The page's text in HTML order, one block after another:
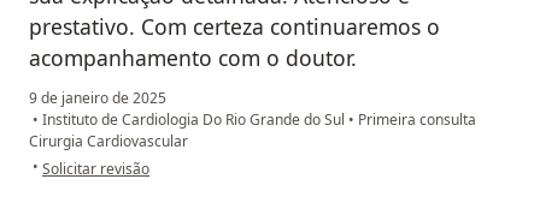
prestativo. Com certeza continuaremos o
acompanhamento com o doutor.
9 de janeiro de 2025
• Instituto de Cardiologia Do Rio Grande do Sul • Primeira consulta
Cirurgia Cardiovascular
• na opinião do utilizador Mauricio Backes
Solicitar revisão